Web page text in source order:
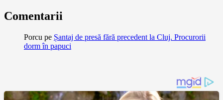
Comentarii
Porcu pe Șantaj de presă fără precedent la Cluj. Procurorii
dorm în papuci